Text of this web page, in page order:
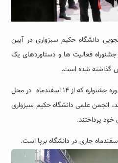
دانشگاه حکیم سبزواری در آیین
جشنوراه فعالیت ها و دستاوردهای یک
گذاشته شده است.
دکتر رسول شادنیا افزود: در این دوره جشنواره که از ۱۴ اسفندماه در محل
انجمن علمی دانشگاه حکیم سبزواری